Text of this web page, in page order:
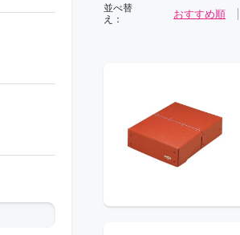
並べ替
え：
おすすめ順